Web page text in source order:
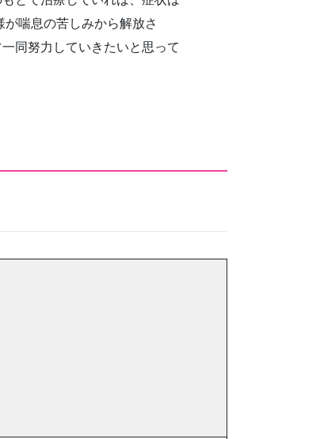
喘息の苦しみから解放さ
同努力していきたいと思って